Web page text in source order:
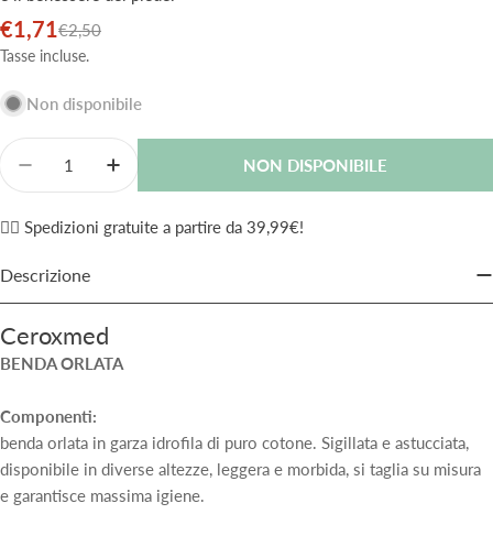
Prezzo
di
€1,71
Prezzo
normale
€2,50
Tasse incluse.
Non disponibile
Quantità
Diminuisci La Quantità Per Ceroxmed Benda Orlata
Aumenta La Quantità Per Ceroxmed
NON DISPONIBILE
✌🏼 Spedizioni gratuite a partire da 39,99€!
Descrizione
Ceroxmed
BENDA ORLATA
Componenti:
benda orlata in garza idrofila di puro cotone. Sigillata e astucciata,
disponibile in diverse altezze, leggera e morbida, si taglia su misura
e garantisce massima igiene.